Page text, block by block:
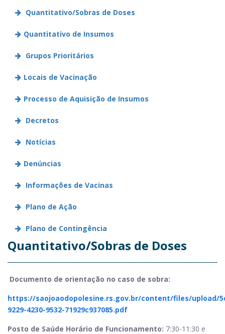
Quantitativo/Sobras de Doses
Quantitativo de Insumos
Grupos Prioritários
Locais de Vacinação
Processo de Aquisição de Insumos
Decretos
Notícias
Denúncias
Informações de Vacinas
Plano de Ação
Plano de Contingência
Quantitativo/Sobras de Doses
Documento de orientação no caso de sobra:
https://saojoaodopolesine.rs.gov.br/content/files/upload/
9229-4230-9532-71929c937085.pdf
Posto de Saúde Horário de Funcionamento: 7:30-11:30 e